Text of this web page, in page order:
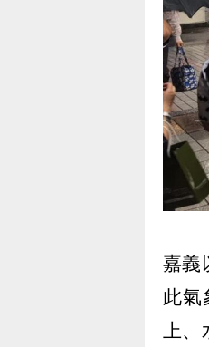
嘉義
此氣
上